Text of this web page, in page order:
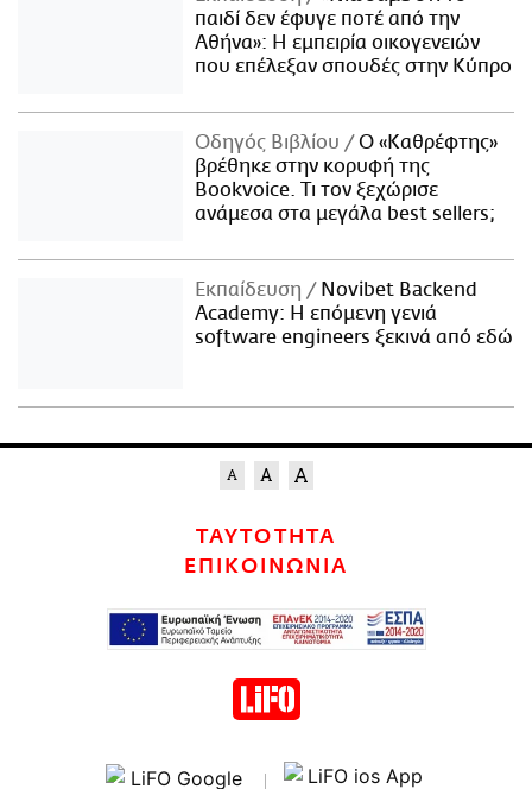
παιδί δεν έφυγε ποτέ από την
Αθήνα»: Η εμπειρία οικογενειών
που επέλεξαν σπουδές στην Κύπρο
Οδηγός Βιβλίου
Ο «Καθρέφτης»
βρέθηκε στην κορυφή της
Bookvoice. Τι τον ξεχώρισε
ανάμεσα στα μεγάλα best sellers;
Εκπαίδευση
Novibet Backend
Academy: Η επόμενη γενιά
software engineers ξεκινά από εδώ
ΤΑΥΤΟΤΗΤΑ
ΕΠΙΚΟΙΝΩΝΙΑ